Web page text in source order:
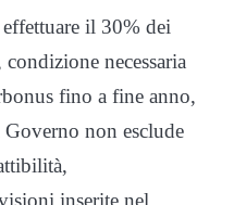
il 30% dei
necessaria
fino a fine anno,
non esclude
inserite nel